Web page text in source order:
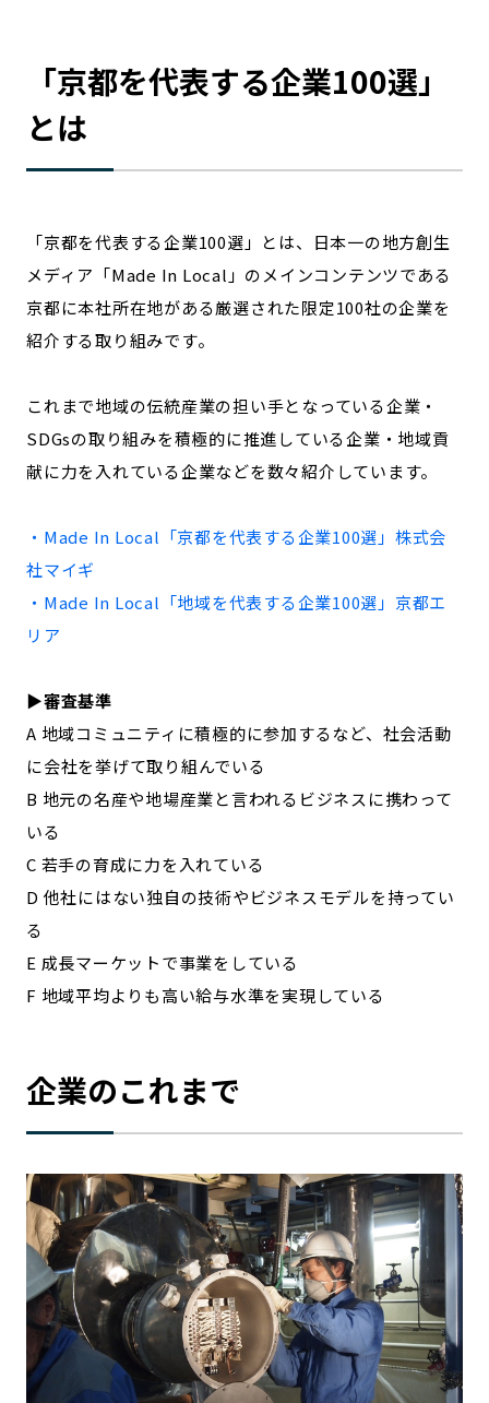
MILCプロジェクト
選出企業特別対談
Localist
「人」から探す
お問い合わせ 会社概要
「京都を代表する企業100選」
とは
「京都を代表する企業100選」とは、日本一の地方創生
メディア「Made In Local」のメインコンテンツである
京都に本社所在地がある厳選された限定100社の企業を
紹介する取り組みです。
これまで地域の伝統産業の担い手となっている企業・
SDGsの取り組みを積極的に推進している企業・地域貢
献に力を入れている企業などを数々紹介しています。
・Made In Local「京都を代表する企業100選」 株式会
社マイギ
・Made In Local「地域を代表する企業100選」 京都エ
リア
▶︎審査基準
A 地域コミュニティに積極的に参加するなど、社会活動
に会社を挙げて取り組んでいる
B 地元の名産や地場産業と言われるビジネスに携わって
いる
C 若手の育成に力を入れている
D 他社にはない独自の技術やビジネスモデルを持ってい
る
E 成長マーケットで事業をしている
F 地域平均よりも高い給与水準を実現している
企業のこれまで